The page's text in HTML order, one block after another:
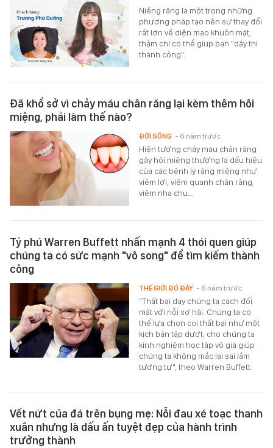
Niềng răng là một trong những
phương pháp tạo nên sự thay đổi
rất lớn về diện mạo khuôn mặt,
thậm chí có thể giúp bạn "dậy thì
thành công".
Đã khổ sở vì chảy máu chân răng lại kèm thêm hôi
miệng, phải làm thế nào?
Hiện tượng chảy máu chân răng
gây hôi miệng thường là dấu hiệu
của các bệnh lý răng miệng như
viêm lợi, viêm quanh chân răng,
viêm nha chu…
ĐỜI SỐNG - 6 năm trước
Tỷ phú Warren Buffett nhấn mạnh 4 thói quen giúp
chúng ta có sức mạnh "vô song" để tìm kiếm thành
công
"Thất bại dạy chúng ta cách đối
mặt với nỗi sợ hãi. Chúng ta có
thể lựa chọn coi thất bại như một
kịch bản tập dượt, cho chúng ta
kinh nghiệm học tập vô giá giúp
chúng ta không mắc lại sai lầm
tương tự", theo Warren Buffett.
THẾ GIỚI ĐÓ ĐÂY - 6 năm trước
Vết nứt của đá trên bụng mẹ: Nỗi đau xé toạc thanh
xuân nhưng là dấu ấn tuyệt đẹp của hành trình
trưởng thành